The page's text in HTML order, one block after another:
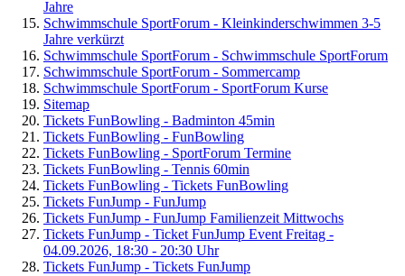
Jahre
Schwimmschule SportForum - Kleinkinderschwimmen 3-5
Jahre verkürzt
Schwimmschule SportForum - Schwimmschule SportForum
Schwimmschule SportForum - Sommercamp
Schwimmschule SportForum - SportForum Kurse
Sitemap
Tickets FunBowling - Badminton 45min
Tickets FunBowling - FunBowling
Tickets FunBowling - SportForum Termine
Tickets FunBowling - Tennis 60min
Tickets FunBowling - Tickets FunBowling
Tickets FunJump - FunJump
Tickets FunJump - FunJump Familienzeit Mittwochs
Tickets FunJump - Ticket FunJump Event Freitag -
04.09.2026, 18:30 - 20:30 Uhr
Tickets FunJump - Tickets FunJump